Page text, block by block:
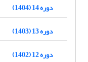
دوره 14 (1404)
دوره 13 (1403)
دوره 12 (1402)